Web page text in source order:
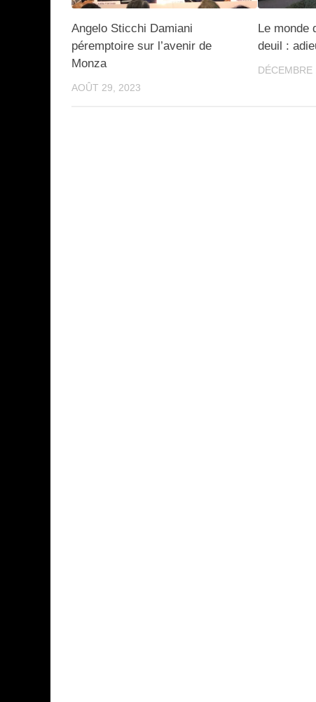
Angelo Sticchi Damiani
péremptoire sur l’avenir de
Monza
AOÛT 29, 2023
Le monde
deuil :
DÉCEMBRE